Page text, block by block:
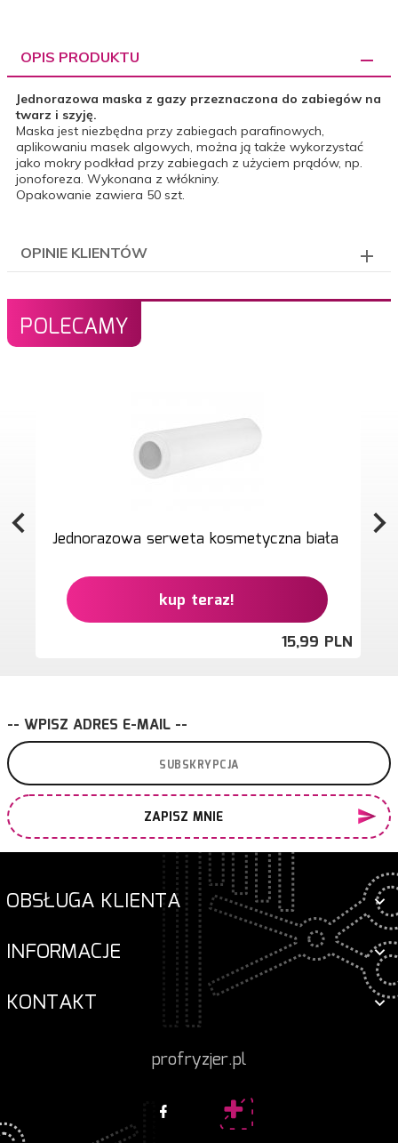
OPIS PRODUKTU
Jednorazowa maska z gazy przeznaczona do zabiegów na
twarz i szyję.
Maska jest niezbędna przy zabiegach parafinowych,
aplikowaniu masek algowych, można ją także wykorzystać
jako mokry podkład przy zabiegach z użyciem prądów, np.
jonoforeza. Wykonana z włókniny.
Opakowanie zawiera 50 szt.
OPINIE KLIENTÓW
POLECAMY
Jednorazowa serweta kosmetyczna biała
kup teraz!
15,99 PLN
-- WPISZ ADRES E-MAIL --
ZAPISZ MNIE
OBSŁUGA KLIENTA
INFORMACJE
KONTAKT
profryzjer.pl